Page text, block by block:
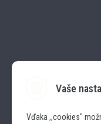
Vaše
Vďaka ,,cookies"